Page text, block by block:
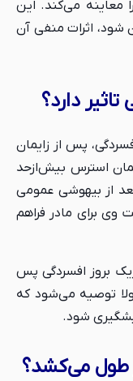
معاینه می‌کند. این
شود، اثرات منفی آن
تاثیر دارد؟
پس از زایمان
استرس بیش‌ازحد
از بیهوشی عمومی
وی برای مادر فراهم
بروز افسردگی پس
توصیه می‌شود که
شود.
طول می‌کشد؟